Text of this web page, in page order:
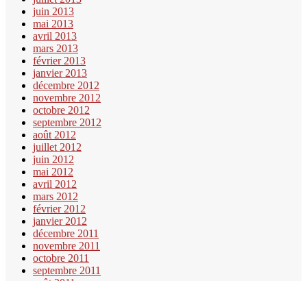
juin 2013
mai 2013
avril 2013
mars 2013
février 2013
janvier 2013
décembre 2012
novembre 2012
octobre 2012
septembre 2012
août 2012
juillet 2012
juin 2012
mai 2012
avril 2012
mars 2012
février 2012
janvier 2012
décembre 2011
novembre 2011
octobre 2011
septembre 2011